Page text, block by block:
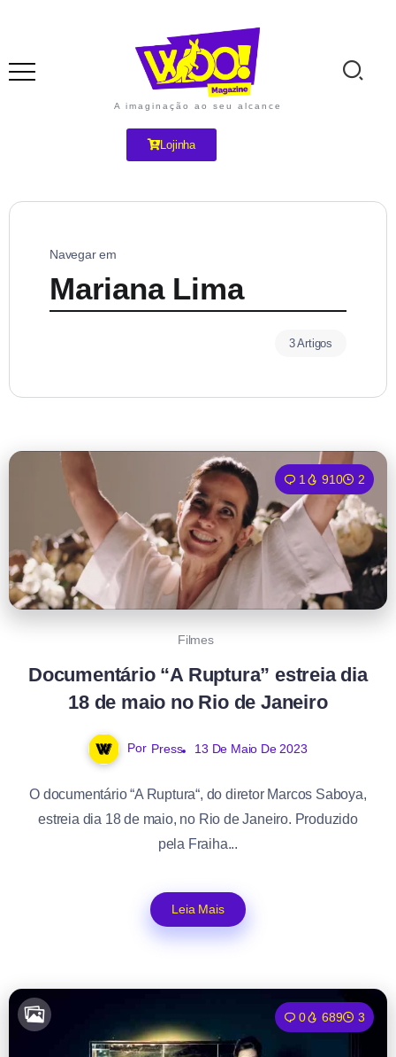
A imaginação ao seu alcance
Lojinha
Navegar em
Mariana Lima
3 Artigos
1 910 2
Filmes
Documentário “A Ruptura” estreia dia
18 de maio no Rio de Janeiro
Por Press 13 De Maio De 2023
O documentário “A Ruptura“, do diretor Marcos Saboya,
estreia dia 18 de maio, no Rio de Janeiro. Produzido
pela Fraiha...
Leia Mais
0 689 3